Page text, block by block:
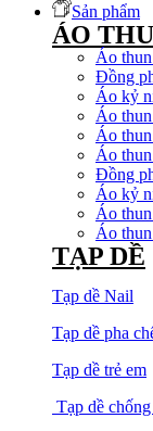
Sản phẩm
ÁO
Áo
Đồng
Áo kỷ
Áo
Áo
Áo
Đồng
Áo kỷ
Áo
Áo
TẠP DỀ
Tạp dề Nail
Tạp dề pha
Tạp dề trẻ em
Tạp dề